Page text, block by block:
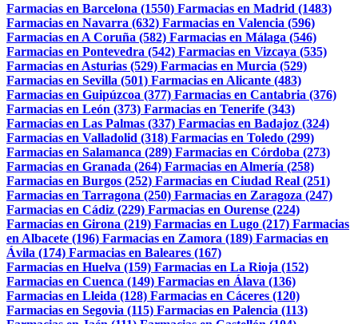
Farmacias en Barcelona (1550) Farmacias en Madrid (1483)
Farmacias en Navarra (632) Farmacias en Valencia (596)
Farmacias en A Coruña (582) Farmacias en Málaga (546)
Farmacias en Pontevedra (542) Farmacias en Vizcaya (535)
Farmacias en Asturias (529) Farmacias en Murcia (529)
Farmacias en Sevilla (501) Farmacias en Alicante (483)
Farmacias en Guipúzcoa (377) Farmacias en Cantabria (376)
Farmacias en León (373) Farmacias en Tenerife (343)
Farmacias en Las Palmas (337) Farmacias en Badajoz (324)
Farmacias en Valladolid (318) Farmacias en Toledo (299)
Farmacias en Salamanca (289) Farmacias en Córdoba (273)
Farmacias en Granada (264) Farmacias en Almería (258)
Farmacias en Burgos (252) Farmacias en Ciudad Real (251)
Farmacias en Tarragona (250) Farmacias en Zaragoza (247)
Farmacias en Cádiz (229) Farmacias en Ourense (224)
Farmacias en Girona (219) Farmacias en Lugo (217) Farmacias
en Albacete (196) Farmacias en Zamora (189) Farmacias en
Ávila (174) Farmacias en Baleares (167)
Farmacias en Huelva (159) Farmacias en La Rioja (152)
Farmacias en Cuenca (149) Farmacias en Álava (136)
Farmacias en Lleida (128) Farmacias en Cáceres (120)
Farmacias en Segovia (115) Farmacias en Palencia (113)